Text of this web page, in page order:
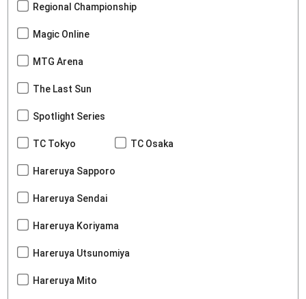
Regional Championship
Magic Online
MTG Arena
The Last Sun
Spotlight Series
TC Tokyo TC Osaka
Hareruya Sapporo
Hareruya Sendai
Hareruya Koriyama
Hareruya Utsunomiya
Hareruya Mito